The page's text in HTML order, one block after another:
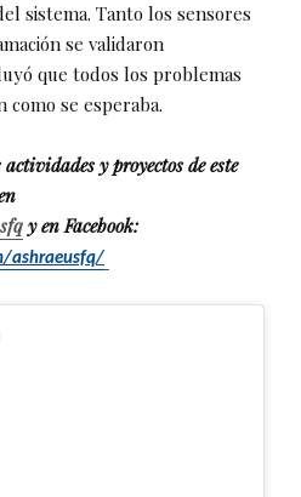
sistema. Tanto los sensores
se validaron
que todos los problemas
se esperaba.
y proyectos de este
y en Facebook:
ashraeusfq/